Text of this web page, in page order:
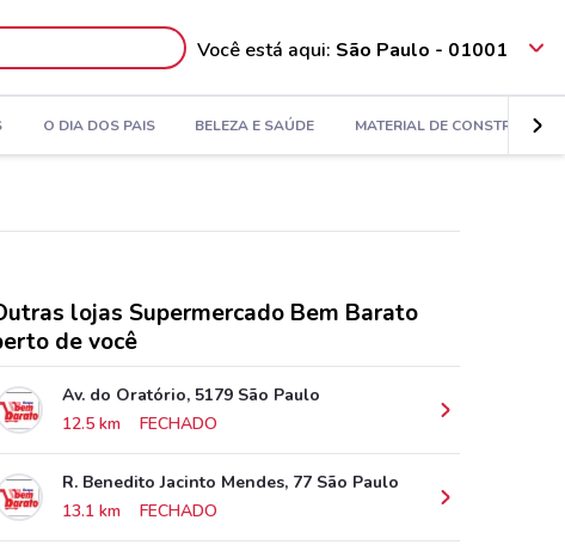
Você está aqui: São Paulo - 01001
O DIA DOS PAIS BELEZA E SAÚDE MATERIAL DE CONSTRUÇÃO
lojas Supermercado Bem Barato
de você
Av. do Oratório, 5179 São Paulo
12.5 km
FECHADO
R. Benedito Jacinto Mendes, 77 São Paulo
13.1 km
FECHADO